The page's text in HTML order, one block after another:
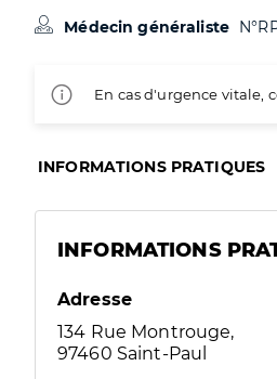
Médecin généraliste
En cas d'urgence vitale,
INFORMATIONS PRATIQUES
INFORMATIONS
Adresse
134 Rue Montrouge,
97460 Saint-Paul